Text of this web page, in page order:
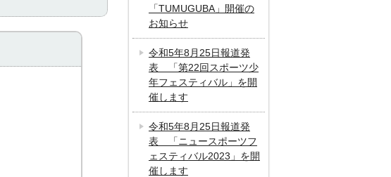
「TUMUGUBA」開催の
お知らせ
令和5年8月25日報道発
表 「第22回スポーツ少
年フェスティバル」を開
催します
令和5年8月25日報道発
表 「ニュースポーツフ
ェスティバル2023」を開
催します